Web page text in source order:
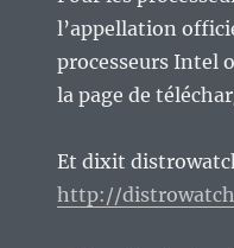
l’appellation
processeurs Intel
la page de
Et dixit
http://